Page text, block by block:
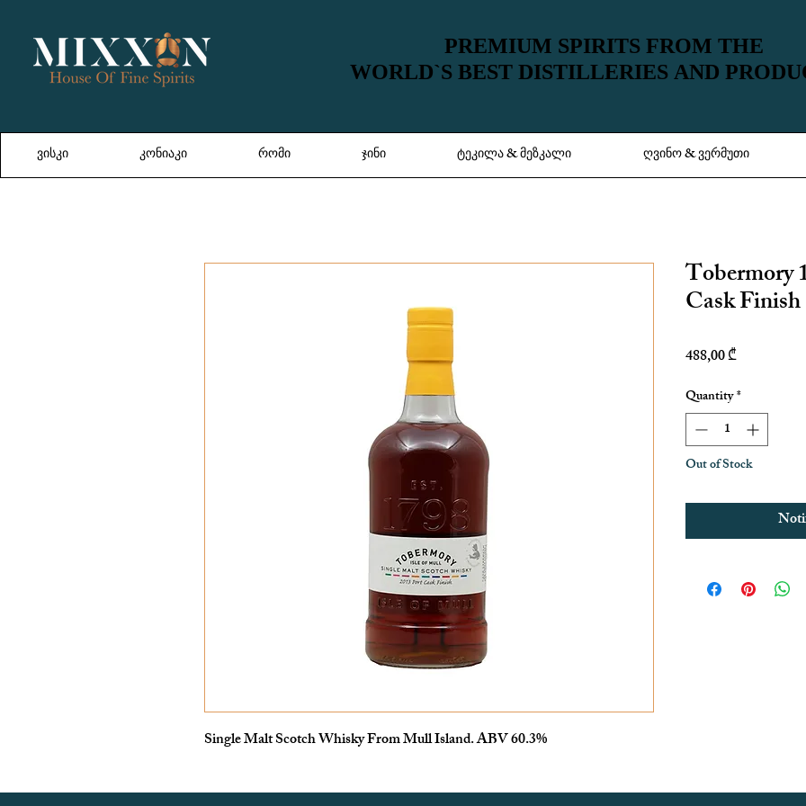
PREMIUM SPIRITS FROM THE
WORLD`S BEST DISTILLERIES AND
PREMIUM SPIRITS FROM THE
WORLD`S BEST DISTILLERIES AND
Single Malt Scotch Whisky From Mull Island. ABV 60.3%
Tobermory
Cask Finish
488,00 ₾Price
Quantity*
Out of Stock
ვისკი კონიაკი რომი ჯინი ტეკილა & მეზკალი ღვინო & ვერმუთი